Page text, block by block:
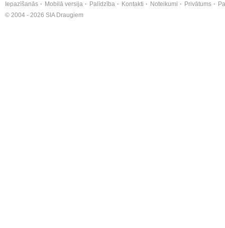
Iepazīšanās Mobilā versija Palīdzība Kontakti Noteikumi Privātums
© 2004 - 2026 SIA Draugiem